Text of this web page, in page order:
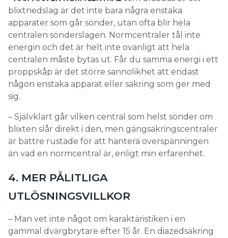
blixtnedslag är det inte bara några enstaka
apparater som går sönder, utan ofta blir hela
centralen sönderslagen. Normcentraler tål inte
energin och det är helt inte ovanligt att hela
centralen måste bytas ut. Får du samma energi i ett
proppskåp är det större sannolikhet att endast
någon enstaka apparat eller säkring som ger med
sig.
– Självklart går vilken central som helst sönder om
blixten slår direkt i den, men gängsäkringscentraler
är bättre rustade för att hantera överspänningen
än vad en normcentral är, enligt min erfarenhet.
4. MER PÅLITLIGA
UTLÖSNINGSVILLKOR
– Man vet inte något om karaktäristiken i en
gammal dvärgbrytare efter 15 år. En diazedsäkring